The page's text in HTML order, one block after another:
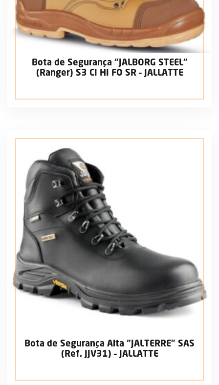
Bota de Segurança “JALBORG STEEL”
(Ranger) S3 CI HI FO SR – JALLATTE
Bota de Segurança Alta “JALTERRE” SAS
(Ref. JJV31) – JALLATTE